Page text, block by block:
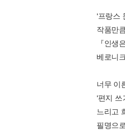
‘프랑스
작품만
『인생
베로니
너무 이
‘편지
느리고
필명으